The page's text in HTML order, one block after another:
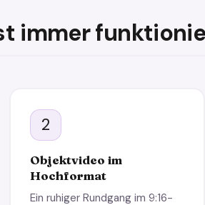
immer
2
Objektvideo im
Hochformat
Ein ruhiger Rundgang im 9:16-